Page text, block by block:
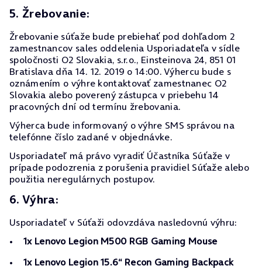
5. Žrebovanie:
Žrebovanie súťaže bude prebiehať pod dohľadom 2
zamestnancov sales oddelenia Usporiadateľa v sídle
spoločnosti O2 Slovakia, s.r.o., Einsteinova 24, 851 01
Bratislava dňa 14. 12. 2019 o 14:00. Výhercu bude s
oznámením o výhre kontaktovať zamestnanec O2
Slovakia alebo poverený zástupca v priebehu 14
pracovných dní od termínu žrebovania.
Výherca bude informovaný o výhre SMS správou na
telefónne číslo zadané v objednávke.
Usporiadateľ má právo vyradiť Účastníka Súťaže v
prípade podozrenia z porušenia pravidiel Súťaže alebo
použitia neregulárnych postupov.
6. Výhra:
Usporiadateľ v Súťaži odovzdáva nasledovnú výhru:
1x Lenovo Legion M500 RGB Gaming Mouse
1x Lenovo Legion 15.6“ Recon Gaming Backpack